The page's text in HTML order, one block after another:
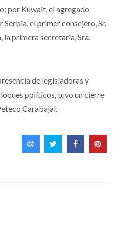
por Kuwait, el agregado
el primer consejero, Sr.
primera secretaria, Sra.
de legisladoras y
políticos, tuvo un cierre
Carabajal.